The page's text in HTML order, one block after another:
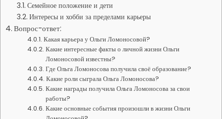
Семейное положение и дети
Интересы и хобби за пределами карьеры
Вопрос-ответ:
Какая карьера у Ольги Ломоносовой?
Какие интересные факты о личной жизни Ольги
Ломоносовой известны?
Где Ольга Ломоносова получила своё образование?
Какие роли сыграла Ольга Ломоносова?
Какие награды получила Ольга Ломоносова за свои
работы?
Какие основные события произошли в жизни Ольги